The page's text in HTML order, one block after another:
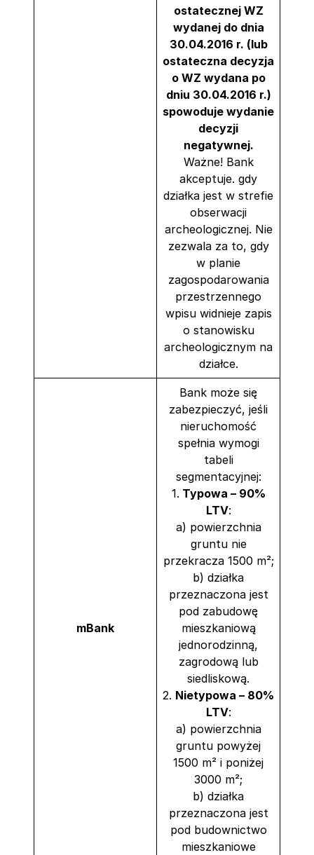
ostatecznej WZ
wydanej do dnia
30.04.2016 r. (lub
ostateczna decyzja
o WZ wydana po
dniu 30.04.2016 r.)
spowoduje wydanie
decyzji
negatywnej.
Ważne! Bank
akceptuje. gdy
działka jest w strefie
obserwacji
archeologicznej. Nie
zezwala za to, gdy
w planie
zagospodarowania
przestrzennego
wpisu widnieje zapis
o stanowisku
archeologicznym na
działce.
mBank
Bank może się
zabezpieczyć, jeśli
nieruchomość
spełnia wymogi
tabeli
segmentacyjnej:
1. Typowa – 90%
LTV:
a) powierzchnia
gruntu nie
przekracza 1500 m²;
b) działka
przeznaczona jest
pod zabudowę
mieszkaniową
jednorodzinną,
zagrodową lub
siedliskową.
2. Nietypowa – 80%
LTV:
a) powierzchnia
gruntu powyżej
1500 m² i poniżej
3000 m²;
b) działka
przeznaczona jest
pod budownictwo
mieszkaniowe